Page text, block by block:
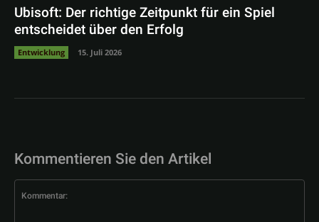
Ubisoft: Der richtige Zeitpunkt für ein Spiel
entscheidet über den Erfolg
Entwicklung 15. Juli 2026
Kommentieren Sie den Artikel